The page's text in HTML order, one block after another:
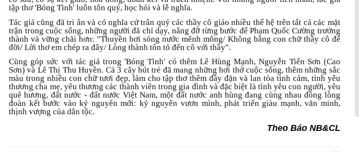
tập thơ 'Bóng Tình' luôn tôn quý, học hỏi và lễ nghĩa.
Tác giả cũng đã tri ân và có nghĩa cử trân quý các thầy cô giáo nhiều thế hệ trên tất cả các mặt
trận trong cuộc sống, những người đã chỉ dạy, nâng đỡ từng bước để Phạm Quốc Cường trưởng
thành và vững chãi hơn: "Thuyền bơi sóng nước mênh mông/ Không bằng con chữ thầy cô để
đời/ Lời thơ em chép ra đây/ Lòng thành tôn tỏ đến cô với thầy".
Cùng góp sức với tác giả trong 'Bóng Tình' có thêm Lê Hùng Mạnh, Nguyễn Tiến Sơn (Cao
Sơn) và Lê Thị Thu Huyền. Cả 3 cây bút trẻ đã mang những hơi thở cuộc sống, thêm những sắc
màu trong nhiều con chữ tươi đẹp, làm cho tập thơ thêm đầy đặn và lan tỏa tình cảm, tình yêu
thương cha mẹ, yêu thương các thành viên trong gia đình và đặc biệt là tình yêu con người, yêu
quê hương, đất nước - đất nước Việt Nam, một đất nước anh hùng đang cùng nhau đồng lòng
đoàn kết bước vào kỷ nguyên mới: kỷ nguyên vươn mình, phát triển giàu mạnh, văn minh,
thịnh vượng của dân tộc.
Theo Báo NB&CL